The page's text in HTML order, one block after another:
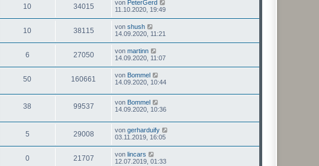
10 34015 von PeterGerd
11.10.2020, 19:49
10 38115 von shush
14.09.2020, 11:21
6 27050 von martinn
14.09.2020, 11:07
50 160661 von Bommel
14.09.2020, 10:44
38 99537 von Bommel
14.09.2020, 10:36
5 29008 von gerharduify
03.11.2019, 16:05
0 21707 von lincars
12.07.2019, 01:33